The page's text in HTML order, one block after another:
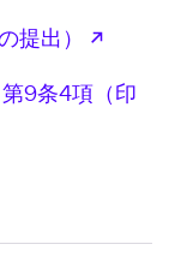
提出）
9条4項（印